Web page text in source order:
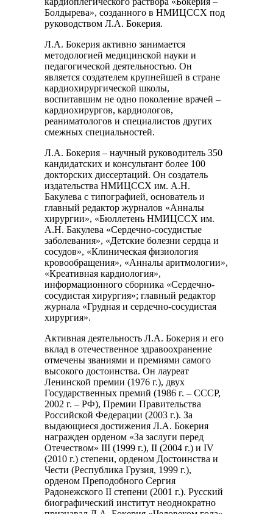
Болдырева», созданного в НМИЦССХ под
руководством Л.А. Бокерия.
Л.А. Бокерия активно занимается
методологией медицинской науки и
педагогической деятельностью. Он
является создателем крупнейшей в стране
кардиохирургической школы,
воспитавшим не одно поколение врачей –
кардиохирургов, кардиологов,
реаниматологов и специалистов других
смежных специальностей.
Л.А. Бокерия – научный руководитель 350
кандидатских и консультант более 100
докторских диссертаций. Он создатель
издательства НМИЦССХ им. А.Н.
Бакулева с типографией, основатель и
главный редактор журналов «Анналы
хирургии», «Бюллетень НМИЦССХ им.
А.Н. Бакулева «Сердечно-сосудистые
заболевания», «Детские болезни сердца и
сосудов», «Клиническая физиология
кровообращения», «Анналы аритмологии»,
«Креативная кардиология»,
информационного сборника «Сердечно-
сосудистая хирургия»; главный редактор
журнала «Грудная и сердечно-сосудистая
хирургия».
Активная деятельность Л.А. Бокерия и его
вклад в отечественное здравоохранение
отмечены званиями и премиями самого
высокого достоинства. Он лауреат
Ленинской премии (1976 г.), двух
Государственных премий (1986 г. – СССР,
2002 г. – РФ), Премии Правительства
Российской Федерации (2003 г.). За
выдающиеся достижения Л.А. Бокерия
награжден орденом «За заслуги перед
Отечеством» III (1999 г.), II (2004 г.) и IV
(2010 г.) степени, орденом Достоинства и
Чести (Республика Грузия, 1999 г.),
орденом Преподобного Сергия
Радонежского II степени (2001 г.). Русский
биографический институт неоднократно